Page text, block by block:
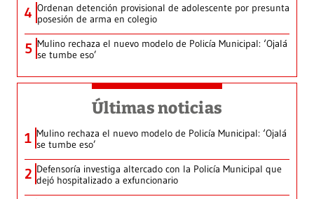
4 Ordenan detención provisional de adolescente por presunta
posesión de arma en colegio
5 Mulino rechaza el nuevo modelo de Policía Municipal: ‘Ojalá
se tumbe eso’
Últimas noticias
1 Mulino rechaza el nuevo modelo de Policía Municipal: ‘Ojalá
se tumbe eso’
2 Defensoría investiga altercado con la Policía Municipal que
dejó hospitalizado a exfuncionario